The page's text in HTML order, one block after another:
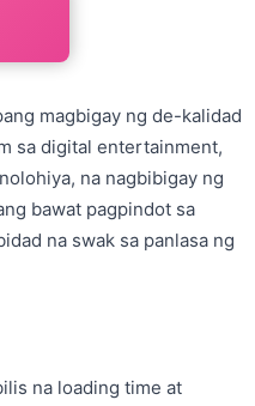
magbigay ng de-kalidad
sa digital entertainment,
na nagbibigay ng
bawat pagpindot sa
na swak sa panlasa ng
na loading time at